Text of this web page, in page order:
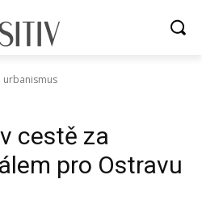
urbanismus
cestě za
pro Ostravu